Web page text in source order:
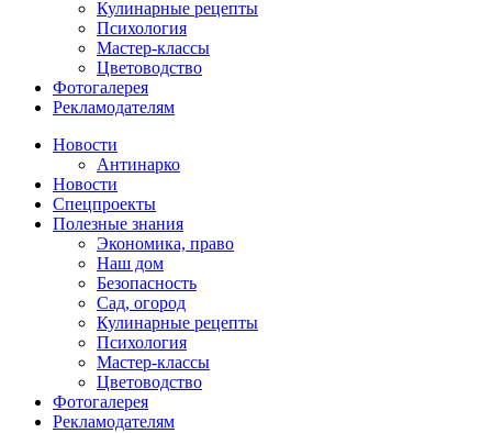
Кулинарные рецепты
Психология
Мастер-классы
Цветоводство
Фотогалерея
Рекламодателям
Новости
Антинарко
Новости
Спецпроекты
Полезные знания
Экономика, право
Наш дом
Безопасность
Сад, огород
Кулинарные рецепты
Психология
Мастер-классы
Цветоводство
Фотогалерея
Рекламодателям